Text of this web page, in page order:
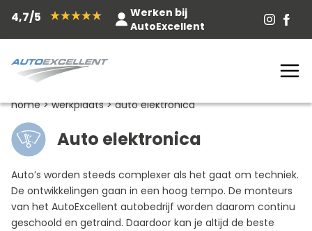
4,7/5
Werken bij
AutoExcellent
home>werkplaats>auto elektronica
Auto elektronica
Auto’s worden steeds complexer als het gaat om techniek.
De ontwikkelingen gaan in een hoog tempo. De monteurs
van het AutoExcellent autobedrijf worden daarom continu
geschoold en getraind. Daardoor kan je altijd de beste